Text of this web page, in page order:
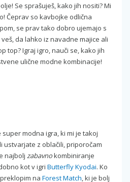
Se sprašuješ, kako jih nositi? Mi
Čeprav so kavbojke odlična
se prav tako dobro ujemajo s
da lahko iz navadne majice ali
top? Igraj igro, nauči se, kako jih
ulične modne kombinacije!
super modna igra, ki mi je takoj
ustvarjate z oblačili, priporočam
najbolj zabavnokombiniranje
kot v igri Butterfly Kyodai. Ko
na Forest Match, ki je bolj